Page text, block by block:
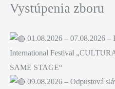
Vystúpenia zboru
01.08.2026 – 07.08.2026
International Festival
SAME STAGE“
09.08.2026 – Odpustová